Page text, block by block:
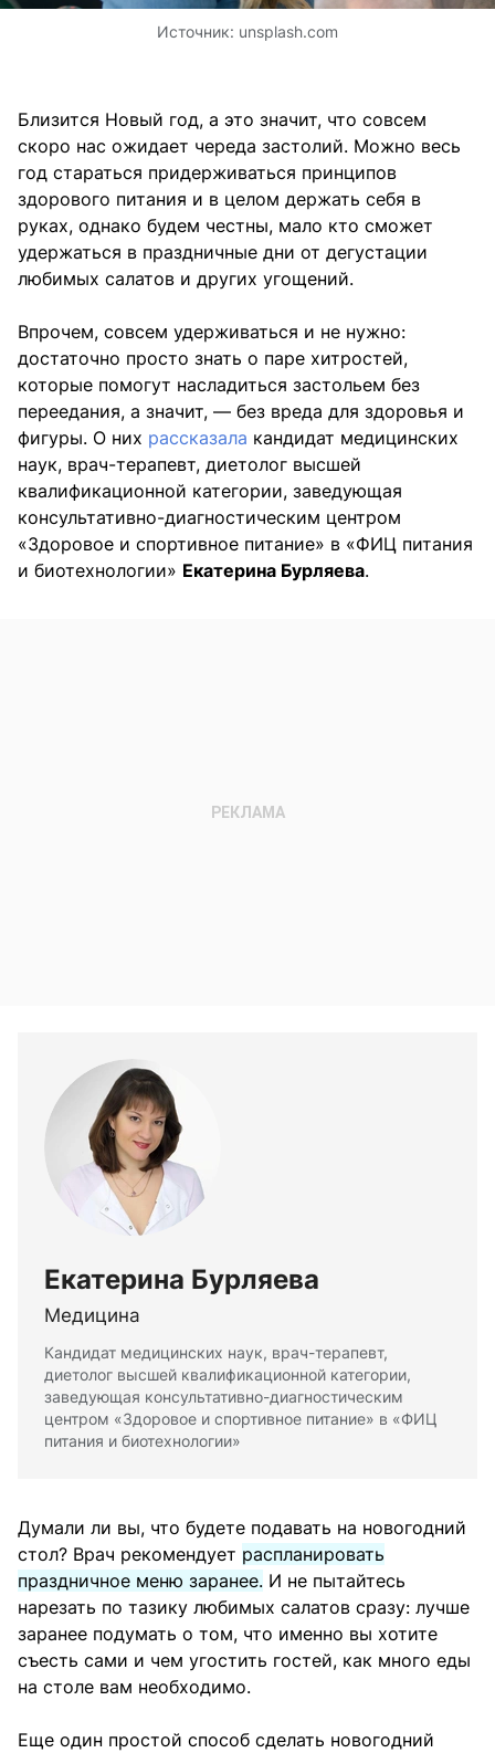
Источник: unsplash.com
Близится Новый год, а это значит, что совсем
скоро нас ожидает череда застолий. Можно весь
год стараться придерживаться принципов
здорового питания и в целом держать себя в
руках, однако будем честны, мало кто сможет
удержаться в праздничные дни от дегустации
любимых салатов и других угощений.
Впрочем, совсем удерживаться и не нужно:
достаточно просто знать о паре хитростей,
которые помогут насладиться застольем без
переедания, а значит, — без вреда для здоровья и
фигуры. О них рассказала кандидат медицинских
наук, врач-терапевт, диетолог высшей
квалификационной категории, заведующая
консультативно-диагностическим центром
«Здоровое и спортивное питание» в «ФИЦ питания
и биотехнологии» Екатерина Бурляева.
Екатерина Бурляева
Медицина
Кандидат медицинских наук, врач-терапевт,
диетолог высшей квалификационной категории,
заведующая консультативно-диагностическим
центром «Здоровое и спортивное питание» в «ФИЦ
питания и биотехнологии»
Думали ли вы, что будете подавать на новогодний
стол? Врач рекомендует распланировать
праздничное меню заранее. И не пытайтесь
нарезать по тазику любимых салатов сразу: лучше
заранее подумать о том, что именно вы хотите
съесть сами и чем угостить гостей, как много еды
на столе вам необходимо.
Еще один простой способ сделать новогодний